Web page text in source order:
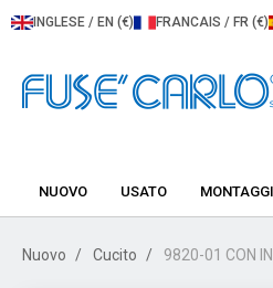
INGLESE / EN (€) FRANCAIS / FR (€)
NUOVO USATO
Nuovo Cucito 9820-01 CON